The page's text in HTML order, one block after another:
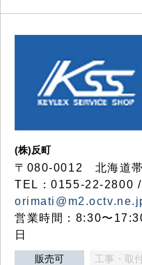
(株)反町
〒080-0012 北海道
TEL：0155-22-2800
営業時間：8:30〜
日
販売可 工事・取